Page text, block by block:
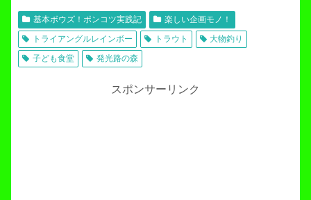
基本ボウズ！ポンコツ実践記
楽しい企画モノ！
トライアングルレインボー
トラウト
大物釣り
子ども食堂
発光路の森
スポンサーリンク